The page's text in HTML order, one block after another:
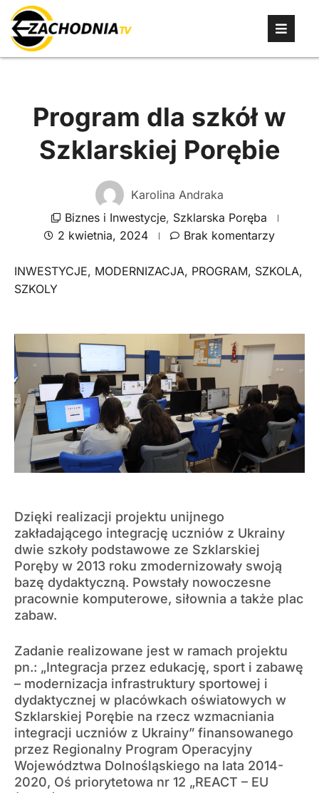
Program dla szkół w
Szklarskiej Porębie
Karolina Andraka
Biznes i Inwestycje, Szklarska Poręba
2 kwietnia, 2024
Brak komentarzy
INWESTYCJE, MODERNIZACJA, PROGRAM, SZKOLA,
SZKOLY
Dzięki realizacji projektu unijnego
zakładającego integrację uczniów z Ukrainy
dwie szkoły podstawowe ze Szklarskiej
Poręby w 2013 roku zmodernizowały swoją
bazę dydaktyczną. Powstały nowoczesne
pracownie komputerowe, siłownia a także plac
zabaw.
Zadanie realizowane jest w ramach projektu
pn.: „Integracja przez edukację, sport i zabawę
– modernizacja infrastruktury sportowej i
dydaktycznej w placówkach oświatowych w
Szklarskiej Porębie na rzecz wzmacniania
integracji uczniów z Ukrainy” finansowanego
przez Regionalny Program Operacyjny
Województwa Dolnośląskiego na lata 2014-
2020, Oś priorytetowa nr 12 „REACT – EU